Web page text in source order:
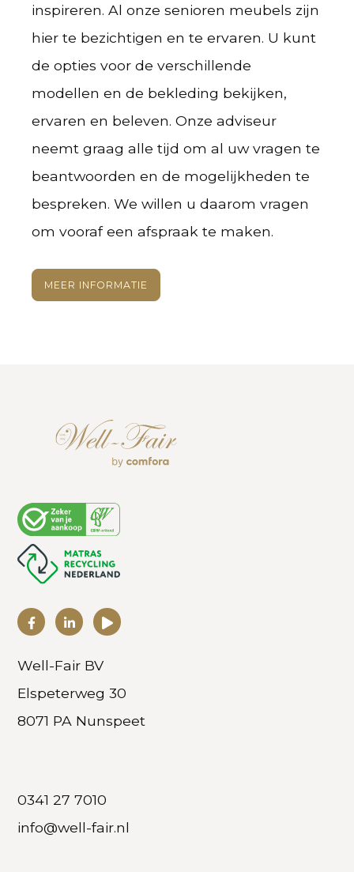
inspireren. Al onze senioren meubels zijn
hier te bezichtigen en te ervaren. U kunt
de opties voor de verschillende
modellen en de bekleding bekijken,
ervaren en beleven. Onze adviseur
neemt graag alle tijd om al uw vragen te
beantwoorden en de mogelijkheden te
bespreken. We willen u daarom vragen
om vooraf een afspraak te maken.
MEER INFORMATIE
Well-Fair BV
Elspeterweg 30
8071 PA Nunspeet
0341 27 7010
info@well-fair.nl